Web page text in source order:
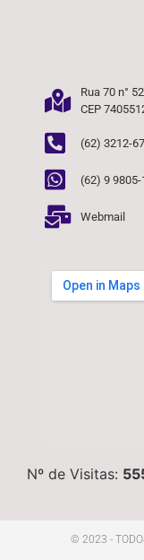
Rua 70 n°
CEP
(62) 3212-
(62) 9 9805-
Webmail
Nº de Visitas:
© 2023 -